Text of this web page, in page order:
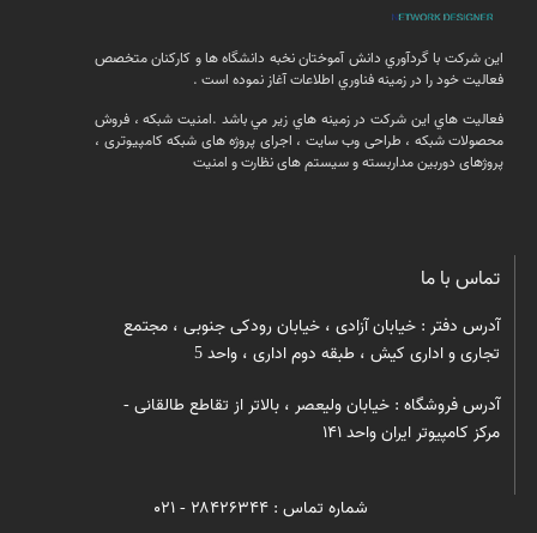
اين شركت با گردآوري دانش آموختان نخبه دانشگاه ها و كاركنان متخصص
فعاليت خود را در زمينه فناوري اطلاعات آغاز نموده است .
فعالیت هاي اين شركت در زمينه هاي زير مي باشد .امنيت شبكه ، فروش
محصولات شبكه ، طراحی وب سایت ، اجرای پروژه های شبکه کامپیوتری ،
پروژهای دوربین مداربسته و سیستم های نظارت و امنیت
تماس با ما
آدرس دفتر : خیابان آزادی ، خیابان رودکی جنوبی ، مجتمع
تجاری و اداری کیش ، طبقه دوم اداری ، واحد 5
آدرس فروشگاه : خیابان ولیعصر ، بالاتر از تقاطع طالقانی -
مرکز کامپیوتر ایران واحد ۱۴۱
شماره تماس : ۲۸۴۲۶۳۴۴ - ۰۲۱